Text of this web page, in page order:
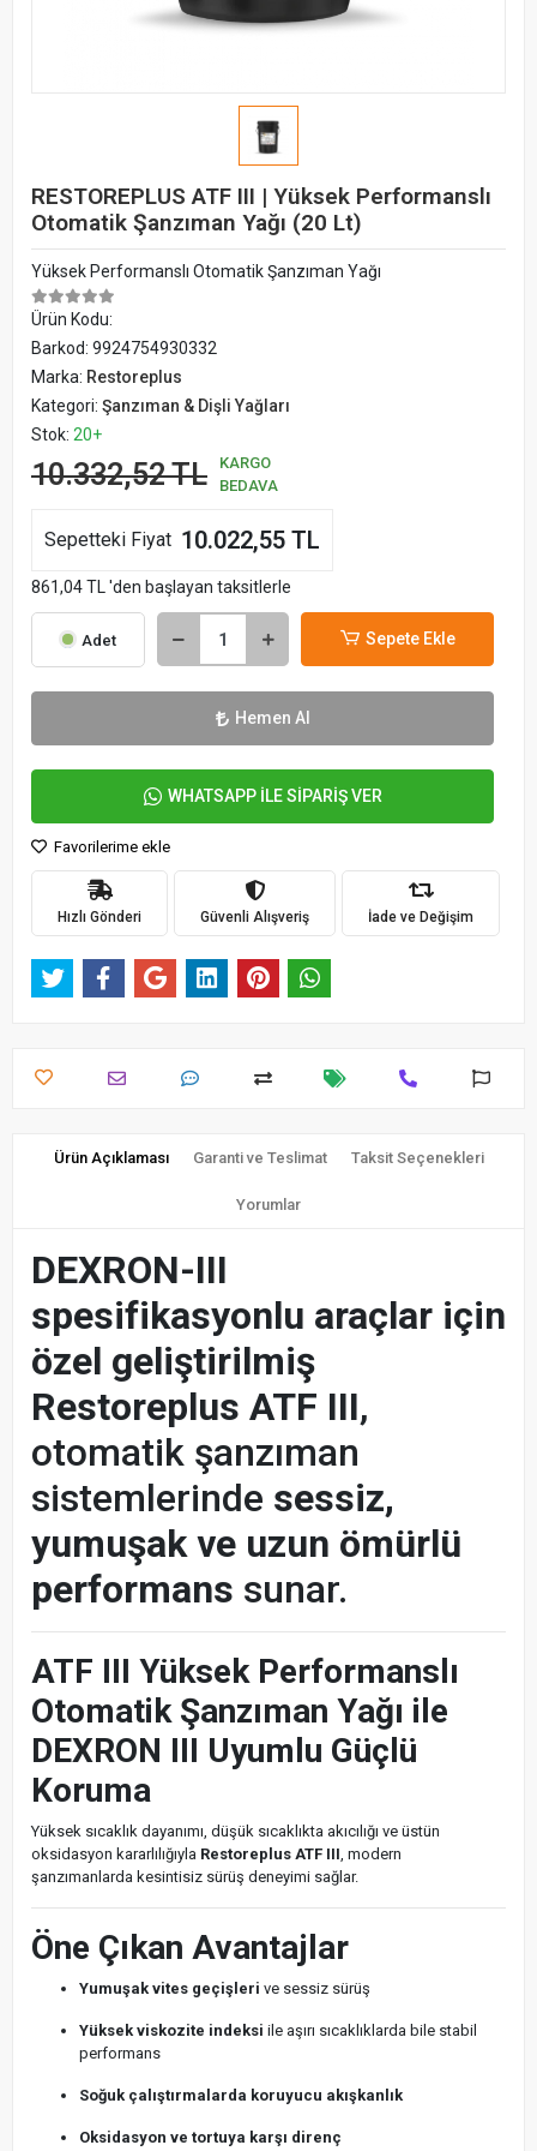
RESTOREPLUS ATF III | Yüksek Performanslı
Otomatik Şanzıman Yağı (20 Lt)
Yüksek Performanslı Otomatik Şanzıman Yağı
Ürün Kodu:
Barkod: 9924754930332
Marka: Restoreplus
Kategori: Şanzıman & Dişli Yağları
Stok: 20+
10.332,52 TL
KARGO
BEDAVA
Sepetteki Fiyat 10.022,55 TL
861,04 TL 'den başlayan taksitlerle
Adet Sepete Ekle
Hemen Al
WHATSAPP İLE SİPARİŞ VER
Favorilerime ekle
Hızlı Gönderi Güvenli Alışveriş İade ve Değişim
Ürün Açıklaması Garanti ve Teslimat Taksit Seçenekleri
Yorumlar
DEXRON-III
spesifikasyonlu araçlar için
özel geliştirilmiş
Restoreplus ATF III,
otomatik şanzıman
sistemlerinde sessiz,
yumuşak ve uzun ömürlü
performans sunar.
ATF III Yüksek Performanslı
Otomatik Şanzıman Yağı ile
DEXRON III Uyumlu Güçlü
Koruma
Yüksek sıcaklık dayanımı, düşük sıcaklıkta akıcılığı ve üstün
oksidasyon kararlılığıyla Restoreplus ATF III, modern
şanzımanlarda kesintisiz sürüş deneyimi sağlar.
Öne Çıkan Avantajlar
Yumuşak vites geçişleri ve sessiz sürüş
Yüksek viskozite indeksi ile aşırı sıcaklıklarda bile stabil
performans
Soğuk çalıştırmalarda koruyucu akışkanlık
Oksidasyon ve tortuya karşı direnç